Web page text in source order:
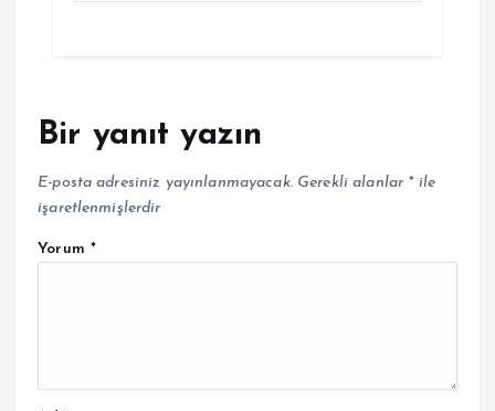
Bir yanıt yazın
E-posta adresiniz yayınlanmayacak. Gerekli alanlar *ile
işaretlenmişlerdir
Yorum *